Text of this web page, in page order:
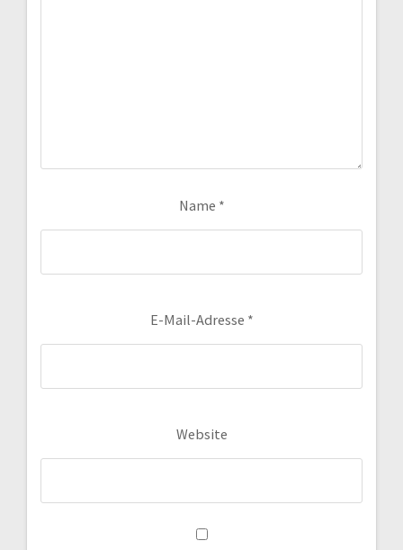
Name *
E-Mail-Adresse *
Website